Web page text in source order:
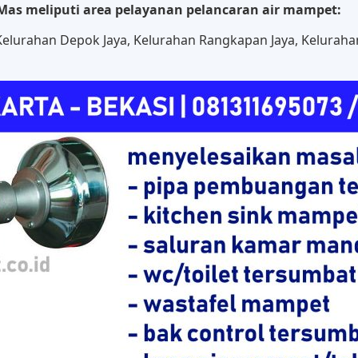
meliputi area pelayanan pelancaran air mampet:
Depok Jaya, Kelurahan Rangkapan Jaya,